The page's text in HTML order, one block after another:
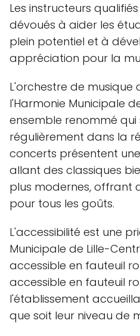
Les instructeurs
dévoués à aider les
plein potentiel et à
appréciation pour la
L'orchestre de musique
l'Harmonie Municipale
ensemble renommé
régulièrement dans la
concerts présentent
allant des classiques
plus modernes, offrant
pour tous les goûts.
L'accessibilité est une
Municipale de Lille-
accessible en fauteuil
accessible en fauteuil
l'établissement
que soit leur niveau de